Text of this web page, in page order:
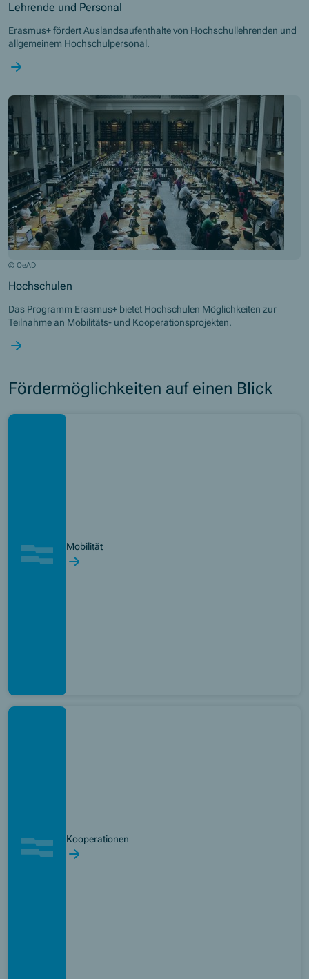
Lehrende und Personal
Erasmus+ fördert Auslandsaufenthalte von Hochschullehrenden und
allgemeinem Hochschulpersonal.
© OeAD
Hochschulen
Das Programm Erasmus+ bietet Hochschulen Möglichkeiten zur
Teilnahme an Mobilitäts- und Kooperationsprojekten.
Fördermöglichkeiten auf einen Blick
Mobilität
Kooperationen